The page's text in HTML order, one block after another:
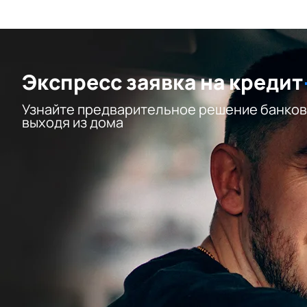
Экспресс заявка на кредит
Узнайте предварительное решение
выходя из дома